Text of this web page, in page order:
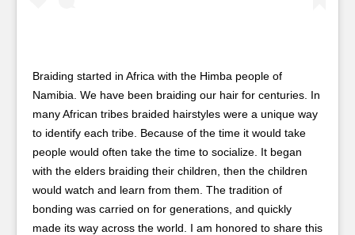
Braiding started in Africa with the Himba people of
Namibia. We have been braiding our hair for centuries. In
many African tribes braided hairstyles were a unique way
to identify each tribe. Because of the time it would take
people would often take the time to socialize. It began
with the elders braiding their children, then the children
would watch and learn from them. The tradition of
bonding was carried on for generations, and quickly
made its way across the world. I am honored to share this